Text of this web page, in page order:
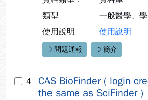
類型
一般醫學、
使用說明
使用說明
快速連結：
問題通報 簡介
4
CAS BioFinder ( login
the same as SciFinder )